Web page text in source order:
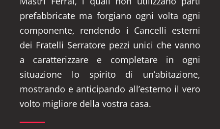
prefabbricate ma forgiano ogni volta ogni
componente, rendendo i Cancelli esterni
dei Fratelli Serratore pezzi unici che vanno
a caratterizzare e completare in ogni
situazione lo spirito di un’abitazione,
mostrando e anticipando all’esterno il vero
volto migliore della vostra casa.